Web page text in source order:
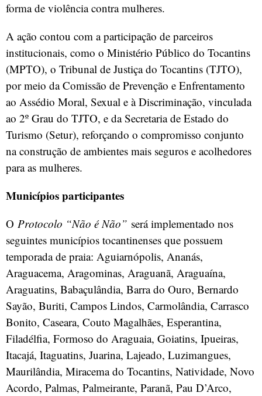
forma de violência contra mulheres.
A ação contou com a participação de parceiros
institucionais, como o Ministério Público do Tocantins
(MPTO), o Tribunal de Justiça do Tocantins (TJTO),
por meio da Comissão de Prevenção e Enfrentamento
ao Assédio Moral, Sexual e à Discriminação, vinculada
ao 2º Grau do TJTO, e da Secretaria de Estado do
Turismo (Setur), reforçando o compromisso conjunto
na construção de ambientes mais seguros e acolhedores
para as mulheres.
Municípios participantes
O Protocolo “Não é Não” será implementado nos
seguintes municípios tocantinenses que possuem
temporada de praia: Aguiarnópolis, Ananás,
Araguacema, Aragominas, Araguanã, Araguaína,
Araguatins, Babaçulândia, Barra do Ouro, Bernardo
Sayão, Buriti, Campos Lindos, Carmolândia, Carrasco
Bonito, Caseara, Couto Magalhães, Esperantina,
Filadélfia, Formoso do Araguaia, Goiatins, Ipueiras,
Itacajá, Itaguatins, Juarina, Lajeado, Luzimangues,
Maurilândia, Miracema do Tocantins, Natividade, Novo
Acordo, Palmas, Palmeirante, Paranã, Pau D’Arco,